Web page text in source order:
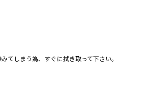
てしまう為、すぐに拭き取って下さい。